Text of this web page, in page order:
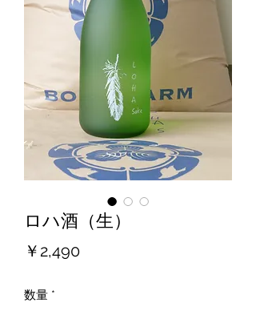
ロハ酒（生）
￥2,490価
数量 *